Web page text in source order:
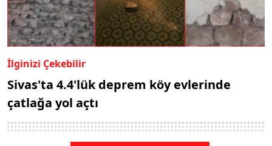
İlginizi Çekebilir
Sivas'ta 4.4'lük deprem köy evlerinde
çatlağa yol açtı